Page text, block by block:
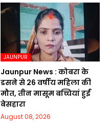
JAUNPUR
Jaunpur News : कोबरा के
डसने से 26 वर्षीय महिला की
मौत, तीन मासूम बच्चियां हुईं
बेसहारा
August 08, 2026